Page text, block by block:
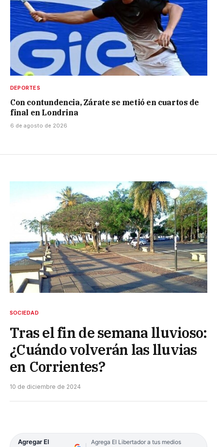
DEPORTES
Con contundencia, Zárate se metió en cuartos de
final en Londrina
6 de agosto de 2026
SOCIEDAD
Tras el fin de semana lluvioso:
¿Cuándo volverán las lluvias
en Corrientes?
10 de diciembre de 2024
Agregar El
Agrega El Libertador a tus medios